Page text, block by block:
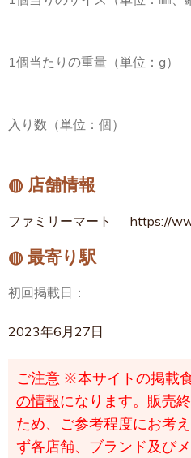
1個当たりの重量（単位：g）
入り数（単位：個）
◍ 店舗情報
ファミリーマート https://
◍ 最寄り駅
初回掲載日：
2023年6月27日
ご注意 ※本サイトの掲載食
の情報になります。販売
ため、ご参考程度にお考え
ず各店舗、ブランド及び